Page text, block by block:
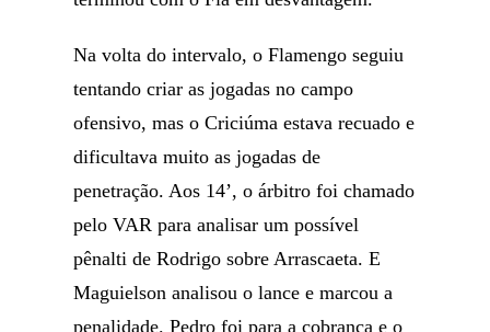
Na volta do intervalo, o Flamengo seguiu
tentando criar as jogadas no campo
ofensivo, mas o Criciúma estava recuado e
dificultava muito as jogadas de
penetração. Aos 14’, o árbitro foi chamado
pelo VAR para analisar um possível
pênalti de Rodrigo sobre Arrascaeta. E
Maguielson analisou o lance e marcou a
penalidade. Pedro foi para a cobrança e o